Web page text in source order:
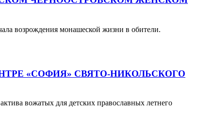
возрождения монашеской жизни в обители.
«СОФИЯ» СВЯТО-НИКОЛЬСКОГО
вожатых для детских православных летнего